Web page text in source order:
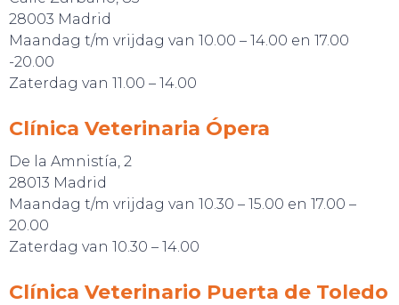
28003 Madrid
Maandag t/m vrijdag van 10.00 – 14.00 en 17.00
-20.00
Zaterdag van 11.00 – 14.00
Clínica Veterinaria Ópera
De la Amnistía, 2
28013 Madrid
Maandag t/m vrijdag van 10.30 – 15.00 en 17.00 –
20.00
Zaterdag van 10.30 – 14.00
Clínica Veterinario Puerta de Toledo